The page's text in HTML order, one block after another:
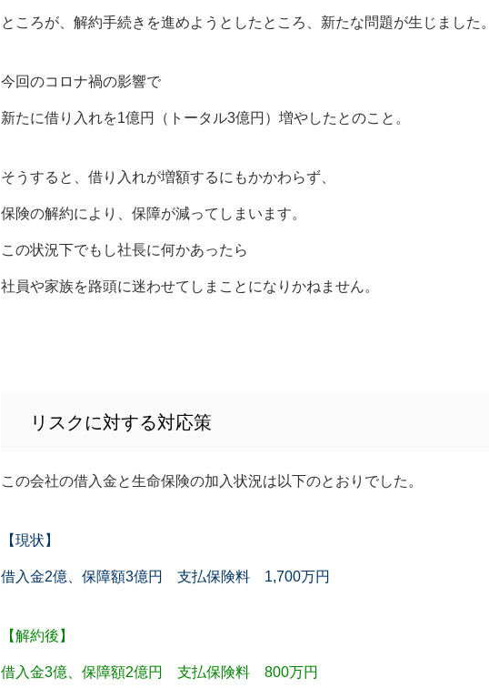
ところが、解約手続きを進めようとしたところ、新たな問題が生じました。
今回のコロナ禍の影響で
新たに借り入れを1億円（トータル3億円）増やしたとのこと。
そうすると、借り入れが増額するにもかかわらず、
保険の解約により、保障が減ってしまいます。
この状況下でもし社長に何かあったら
社員や家族を路頭に迷わせてしまことになりかねません。
リスクに対する対応策
この会社の借入金と生命保険の加入状況は以下のとおりでした。
【現状】
借入金2億、保障額3億円 支払保険料 1,700万円
【解約後】
借入金3億、保障額2億円 支払保険料 800万円